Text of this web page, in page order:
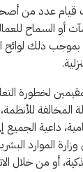
قيام عدد من
أو السماح
ذلك
لخطورة
داعية الجميع
الموارد
أو من خلال